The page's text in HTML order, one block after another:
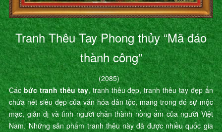
Tranh Thêu Tay Phong thủy “Mã đáo
thành công”
(2085)
Cácbức tranh thêu tay, tranh thêu đẹp, tranh thêu tay đẹp ẩn
chứa nét siêu đẹp của văn hóa dân tộc, mang trong đó sự mộc
mạc, giản dị và tình người chân thành nồng ấm của người Việt
Nam. Những sản phẩm tranh thêu này đã được nhiều quốc gia